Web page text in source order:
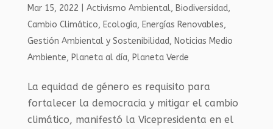
Mar 15, 2022 Activismo Ambiental, Biodiversidad,
Cambio Climático, Ecología, Energías Renovables,
Gestión Ambiental y Sostenibilidad, Noticias Medio
Ambiente, Planeta al día, Planeta Verde
La equidad de género es requisito para
fortalecer la democracia y mitigar el cambio
climático, manifestó la Vicepresidenta en el